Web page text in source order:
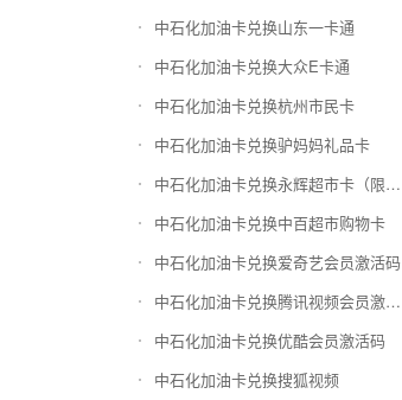
中石化加油卡兑换山东一卡通
中石化加油卡兑换大众E卡通
中石化加油卡兑换杭州市民卡
中石化加油卡兑换驴妈妈礼品卡
中石化加油卡兑换永辉超市卡（限实体卡）
中石化加油卡兑换中百超市购物卡
中石化加油卡兑换爱奇艺会员激活码
中石化加油卡兑换腾讯视频会员激活码
中石化加油卡兑换优酷会员激活码
中石化加油卡兑换搜狐视频